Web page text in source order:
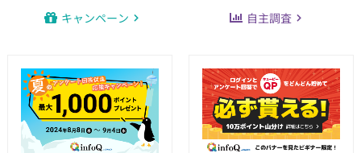
キャンペーン 自主調査